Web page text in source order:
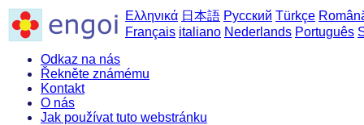
Ελληνικά 日本語 Русский Türkçe
Français italiano Nederlands Português
Odkaz na nás
Řekněte známému
Kontakt
O nás
Jak používat tuto webstránku